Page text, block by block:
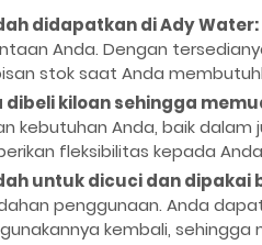
didapatkan di Ady Water:
Anda. Dengan
stok saat Anda
dibeli kiloan sehingga
kebutuhan Anda, baik dalam
fleksibilitas kepada
untuk dicuci dan dipakai
penggunaan. Anda
kembali,